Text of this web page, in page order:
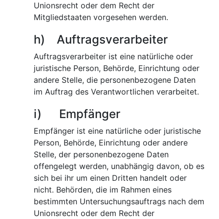
Unionsrecht oder dem Recht der
Mitgliedstaaten vorgesehen werden.
h) Auftragsverarbeiter
Auftragsverarbeiter ist eine natürliche oder
juristische Person, Behörde, Einrichtung oder
andere Stelle, die personenbezogene Daten
im Auftrag des Verantwortlichen verarbeitet.
i) Empfänger
Empfänger ist eine natürliche oder juristische
Person, Behörde, Einrichtung oder andere
Stelle, der personenbezogene Daten
offengelegt werden, unabhängig davon, ob es
sich bei ihr um einen Dritten handelt oder
nicht. Behörden, die im Rahmen eines
bestimmten Untersuchungsauftrags nach dem
Unionsrecht oder dem Recht der